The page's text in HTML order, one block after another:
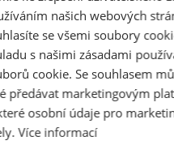
ZESÍLENÁ
našich webových
se všemi soubory
s našimi zásadami
cookie. Se souhlasem
předávat marketingovým
osobní údaje pro
Více informací